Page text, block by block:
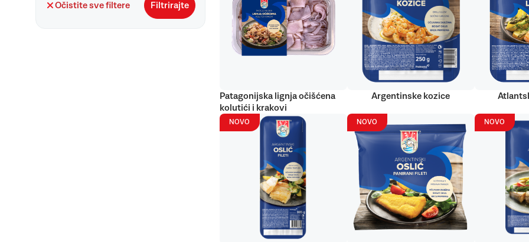
Očistite sve filtere Filtrirajte
Patagonijska lignja očišćena
kolutići i krakovi
Argentinske kozice
NOVO NOVO NOVO